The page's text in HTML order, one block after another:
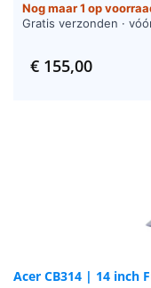
Nog maar 1 op
Gratis verzonden ·
€155,00
Acer CB314 | 14 inch